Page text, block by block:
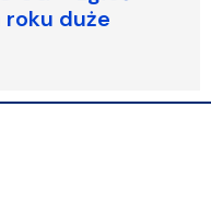
roku duże